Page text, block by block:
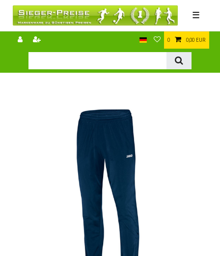
☰
0 0,00 EUR